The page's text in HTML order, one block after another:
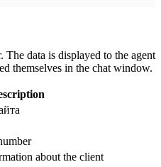
The data is displayed to the agent
themselves in the chat window.
about the client